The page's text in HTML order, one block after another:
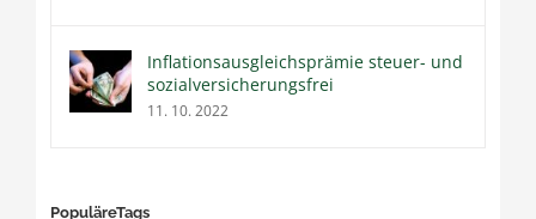
Inflationsausgleichsprämie steuer- und
sozialversicherungsfrei
11. 10. 2022
PopuläreTags